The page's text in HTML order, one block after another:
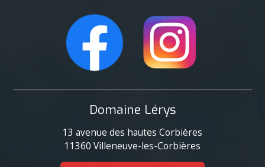
Domaine Lérys
13 avenue des hautes Corbières
11360 Villeneuve-les-Corbières